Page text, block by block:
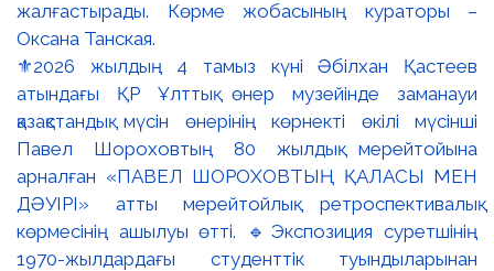
⚜️2026 жылдың 4 тамыз күні Әбілхан Қастеев
атындағы ҚР Ұлттық өнер музейінде заманауи
қазақстандық мүсін өнерінің көрнекті өкілі мүсінші
Павел Шороховтың 80 жылдық мерейтойына
арналған «ПАВЕЛ ШОРОХОВТЫҢ ҚАЛАСЫ МЕН
ДӘУІРІ» атты мерейтойлық ретроспективалық
көрмесінің ашылуы өтті. 🔹Экспозиция суретшінің
1970-жылдардағы студенттік туындыларынан